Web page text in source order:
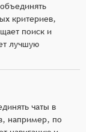
критериев,
поиск и
лучшую
чаты в
например, по